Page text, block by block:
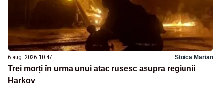
6 aug. 2026, 10:47 Stoica Marian
Trei morți în urma unui atac rusesc asupra regiunii
Harkov